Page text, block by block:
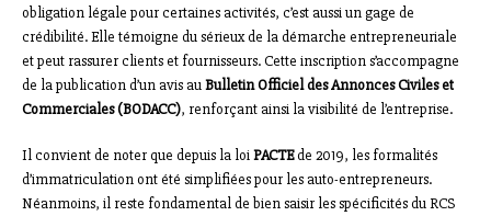
obligation légale pour certaines activités, c’est aussi un gage de
crédibilité. Elle témoigne du sérieux de la démarche entrepreneuriale
et peut rassurer clients et fournisseurs. Cette inscription s’accompagne
de la publication d’un avis auBulletin Officiel des Annonces Civiles et
Commerciales (BODACC), renforçant ainsi la visibilité de l’entreprise.
Il convient de noter que depuis la loiPACTEde 2019, les formalités
d’immatriculation ont été simplifiées pour les auto-entrepreneurs.
Néanmoins, il reste fondamental de bien saisir les spécificités du RCS